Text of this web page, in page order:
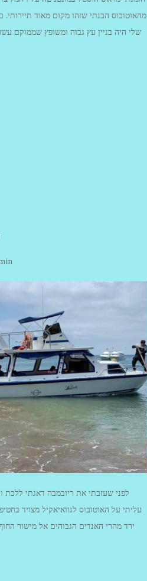
מהאוטובוס הבנתי שזהו מקום מאוד תיירותי.
שלי היה בניין עץ גבוה ומשופץ שממוקם
לפני שעזבתי את ריובמבה דאגתי
עליתי על האוטובוס לגוואיאקיל מצויד
ירד מהרי האנדים הגבוהים אל מישור